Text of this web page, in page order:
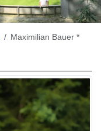
Maximilian Bauer *